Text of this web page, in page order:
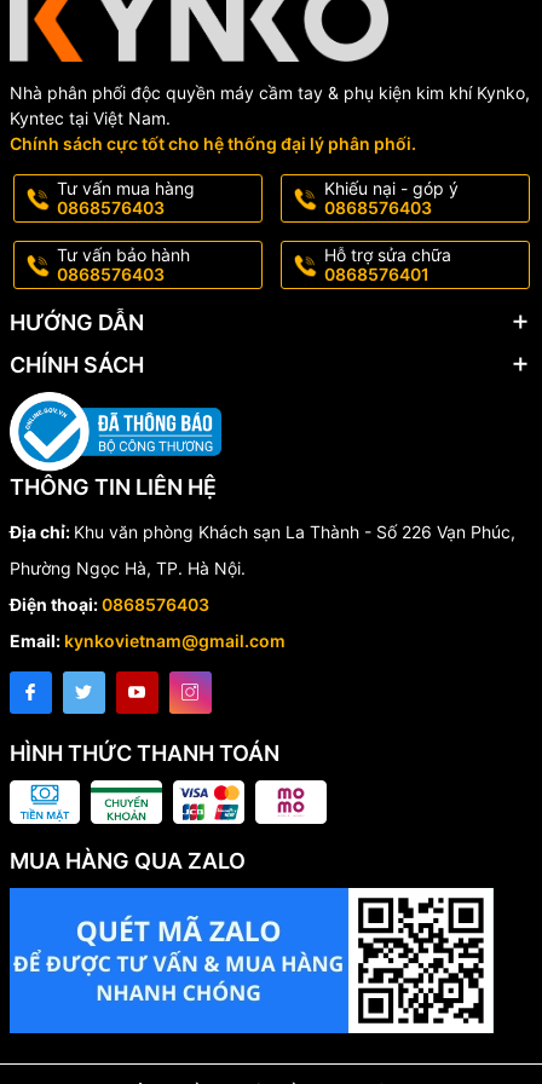
Ứng dụng linh hoạt: Từ gia công kim loại công nghiệp, sửa
chữa cơ khí đến các công việc DIY, lắp đặt trong nhà.
Chất lượng vượt trội – Giá trị bền lâu
Mũi khoan HSS Kynko là sự kết hợp hoàn hảo giữa hiệu năng và
độ bền, giúp người dùng tiết kiệm chi phí bảo trì và nâng cao hiệu
suất công việc. Với độ hoàn thiện cao, rãnh thoát phoi thiết kế tối
ưu, và vật liệu cứng cáp, đây là dòng mũi khoan lý tưởng cho mọi
Lựa chọn mũi khoan HSS Kynko – Khoan mượt, khoan bền,
khoan chuẩn xác!
Nhà phân phối độc quyền máy cầm tay & phụ kiện kim khí Kynko,
Kyntec tại Việt Nam.
Chính sách cực tốt cho hệ thống đại lý phân phối.
Tư vấn mua hàng
0868576403
Khiếu nại - góp ý
0868576403
Tư vấn bảo hành
0868576403
Hỗ trợ sửa chữa
0868576401
HƯỚNG DẪN
CHÍNH SÁCH
THÔNG TIN LIÊN HỆ
Địa chỉ: Khu văn phòng Khách sạn La Thành - Số 226 Vạn Phúc,
Phường Ngọc Hà, TP. Hà Nội.
Điện thoại:0868576403
Email: kynkovietnam@gmail.com
HÌNH THỨC THANH TOÁN
MUA HÀNG QUA ZALO